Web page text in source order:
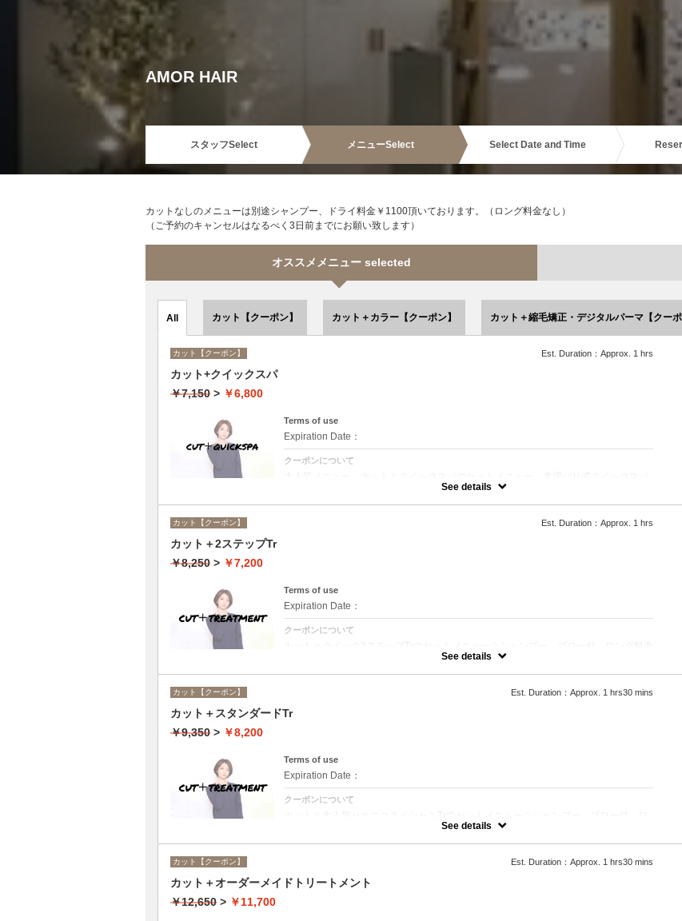
AMOR HAIR
スタッフSelect メニューSelect Select Date and Time
カットなしのメニューは別途シャンプー、ドライ料金￥1100頂いております。（ロング料金なし）
（ご予約のキャンセルはなるべく3日前までにお願い致します）
オススメメニュー selected
All カット【クーポン】 カット＋カラー【クーポン】 カット＋縮毛矯正・デジタルパーマ【クーポ
カット【クーポン】 Est. Duration：Approx. 1 hrs
カット+クイックスパ
￥7,150 > ￥6,800
Terms of use
Expiration Date：
クーポンについて
大人気メニュー、カットとクイックスパのセットメニュー。本場バリ式クイックスパ
で頭皮の洗浄＆保湿☆シャンプー、ブロー込み。
See details
カット【クーポン】 Est. Duration：Approx. 1 hrs
カット＋2ステップTr
￥8,250 > ￥7,200
Terms of use
Expiration Date：
クーポンについて
カットとクイック2ステップTrのセットメニュー☆シャンプー、ブロー付。ロング料金
See details
カット【クーポン】 Est. Duration：Approx. 1 hrs30 mins
カット＋スタンダードTr
￥9,350 > ￥8,200
Terms of use
Expiration Date：
クーポンについて
カットと大人気ハホニコスペシャルTrのセットメニュー☆シャンプー、ブロー付。ロ
See details
カット【クーポン】 Est. Duration：Approx. 1 hrs30 mins
カット＋オーダーメイドトリートメント
￥12,650 > ￥11,700